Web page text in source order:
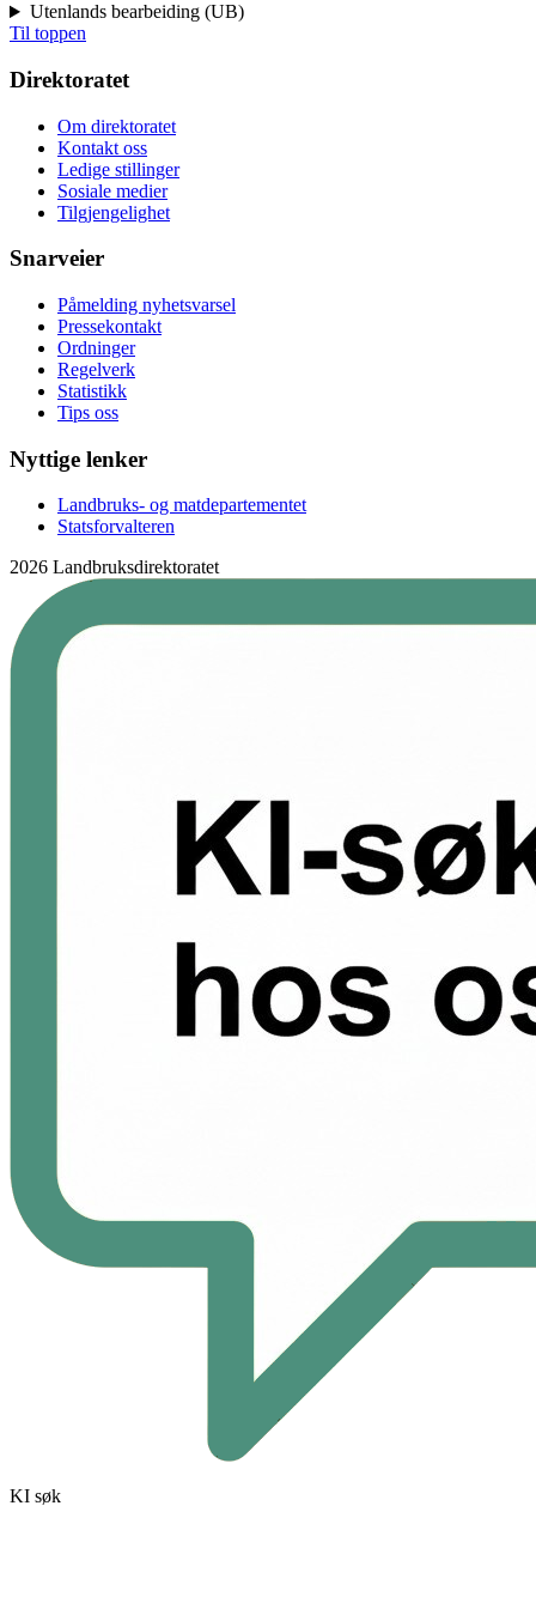
Utenlands bearbeiding (UB)
Til toppen
Direktoratet
Om direktoratet
Kontakt oss
Ledige stillinger
Sosiale medier
Tilgjengelighet
Snarveier
Påmelding nyhetsvarsel
Pressekontakt
Ordninger
Regelverk
Statistikk
Tips oss
Nyttige lenker
Landbruks- og matdepartementet
Statsforvalteren
2026 Landbruksdirektoratet
KI søk